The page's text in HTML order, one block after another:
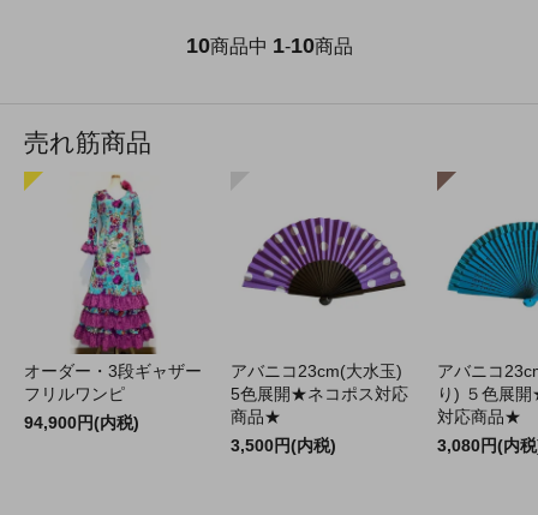
10商品中 1-10商品
売れ筋商品
オーダー・3段ギャザー
フリルワンピ
94,900円(内税)
アバニコ23cm(大水玉)
5色展開★ネコポス対応
商品★
3,500円(内税)
アバニコ
り) ５色展
対応商品★
3,080円(内